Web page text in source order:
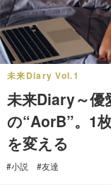
未来Diary Vol.1
未来Diary～優
の“AorB”。1
を変える
#小説 #友達